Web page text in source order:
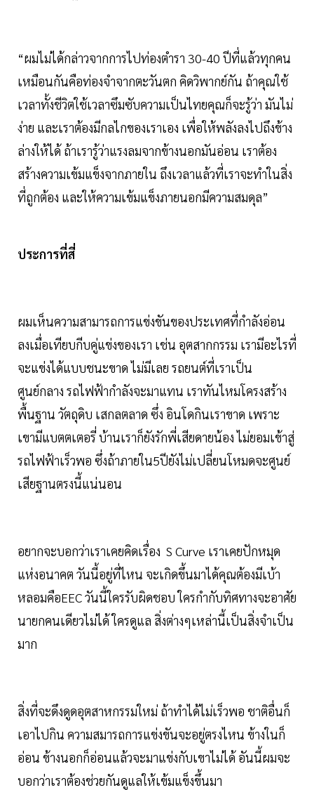
“ผมไม่ได้กล่าวจากการไปท่องตำรา 30-40 ปีที่แล้วทุกคน
เหมือนกันคือท่องจำจากตะวันตก คิดวิพากย์กัน ถ้าคุณใช้
เวลาทั้งชีวิตใช้เวลาซึมซับความเป็นไทยคุณก็จะรู้ว่า มันไม่
ง่าย และเราต้องมีกลไกของเราเอง เพื่อให้พลังลงไปถึงข้าง
ล่างให้ได้ ถ้าเรารู้ว่าแรงลมจากข้างนอกมันอ่อน เราต้อง
สร้างความเข้มแข็งจากภายใน ถึงเวลาแล้วที่เราจะทำในสิ่ง
ที่ถูกต้อง และให้ความเข้มแข็งภายนอกมีความสมดุล”
ประการที่สี่
ผมเห็นความสามารถการแข่งขันของประเทศที่กำลังอ่อน
ลงเมื่อเทียบกีบคู่แข่งของเรา เช่น อุตสากกรรม เรามีอะไรที่
จะแข่งได้แบบชนะขาด ไม่มีเลย รถยนต์ที่เราเป็น
ศูนย์กลาง รถไฟฟ้ากำลังจะมาแทน เราทันไหมโครงสร้าง
พื้นฐาน วัตถุดิบ เสกลตลาด ซึ่ง อินโดกินเราขาด เพราะ
เขามีแบตตเตอรี่ บ้านเราก็ยังรักพี่เสียดายน้อง ไม่ยอมเข้าสู่
รถไฟฟ้าเร็วพอ ซึ่งถ้าภายใน5ปียังไม่เปลี่ยนโหมดจะศูนย์
เสียฐานตรงนี้แน่นอน
อยากจะบอกว่าเราเคยคิดเรื่อง S Curve เราเคยปักหมุด
แห่งอนาคต วันนี้อยู่ที่ไหน จะเกิดขึ้นมาได้คุณต้องมีเบ้า
หลอมคือEEC วันนี้ใครรับผิดชอบ ใครกำกับทิศทางจะอาศัย
นายกคนเดียวไม่ได้ ใครดูแล สิ่งต่างๆเหล่านี้เป็นสิ่งจำเป็น
มาก
สิ่งที่จะดึงดูดอุตสาหกรรมใหม่ ถ้าทำได้ไม่เร็วพอ ชาติอื่นก็
เอาไปกิน ความสมารถการแข่งขันจะอยู่ตรงไหน ข้างในก็
อ่อน ข้างนอกก็อ่อนแล้วจะมาแข่งกับเขาไม่ได้ อันนี้ผมจะ
บอกว่าเราต้องช่วยกันดูแลให้เข้มแข็งขึ้นมา